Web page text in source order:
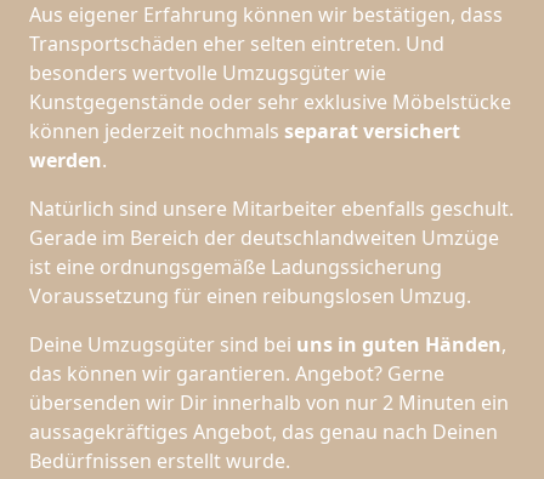
Aus eigener Erfahrung können wir bestätigen, dass
Transportschäden eher selten eintreten. Und
besonders wertvolle Umzugsgüter wie
Kunstgegenstände oder sehr exklusive Möbelstücke
können jederzeit nochmals separat versichert
werden.
Natürlich sind unsere Mitarbeiter ebenfalls geschult.
Gerade im Bereich der deutschlandweiten Umzüge
ist eine ordnungsgemäße Ladungssicherung
Voraussetzung für einen reibungslosen Umzug.
Deine Umzugsgüter sind bei uns in guten Händen,
das können wir garantieren. Angebot? Gerne
übersenden wir Dir innerhalb von nur 2 Minuten ein
aussagekräftiges Angebot, das genau nach Deinen
Bedürfnissen erstellt wurde.